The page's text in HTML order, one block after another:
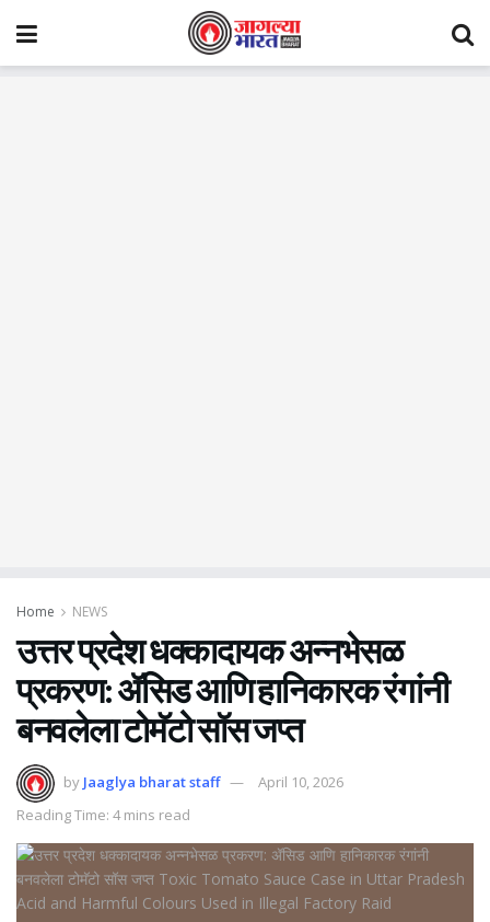
Home NEWS
उत्तर प्रदेश धक्कादायक अन्नभेसळ
प्रकरण: ॲसिड आणि हानिकारक रंगांनी
बनवलेला टोमॅटो सॉस जप्त
by Jaaglya bharat staff
April 10, 2026
Reading Time: 4 mins read